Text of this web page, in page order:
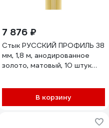
7 876 ₽
Стык РУССКИЙ ПРОФИЛЬ 38
мм, 1,8 м, анодированное
золото, матовый, 10 штук
В корзину